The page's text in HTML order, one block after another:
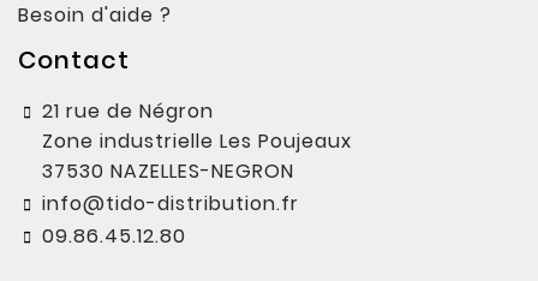
Besoin d'aide ?
Contact
21 rue de Négron
Zone industrielle Les Poujeaux
37530 NAZELLES-NEGRON
info@tido-distribution.fr
09.86.45.12.80